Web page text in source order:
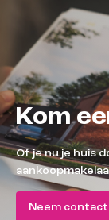
Kom
Of je nu je huis
Neem